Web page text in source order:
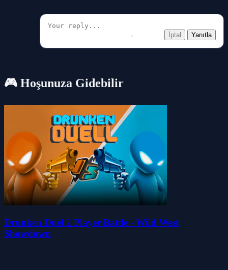
İptal Yanıtla
🎮 Hoşunuza Gidebilir
Drunken Duel 2 Player Battle - Wild West
Showdown